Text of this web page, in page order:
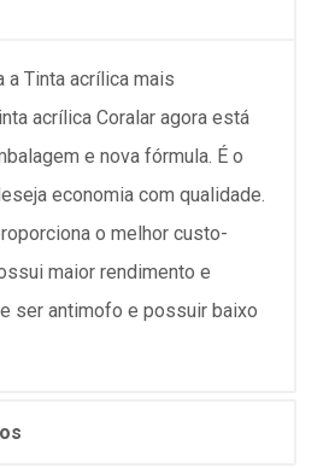
a Tinta acrílica mais
acrílica Coralar agora está
e nova fórmula. É o
economia com qualidade.
o melhor custo-
maior rendimento e
ser antimofo e possuir baixo